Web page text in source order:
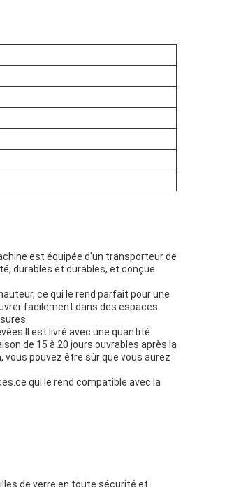
est équipée d'un transporteur de
durables et durables, et conçue
ce qui le rend parfait pour une
facilement dans des espaces
est livré avec une quantité
de 15 à 20 jours ouvrables après la
pouvez être sûr que vous aurez
qui le rend compatible avec la
de verre en toute sécurité et